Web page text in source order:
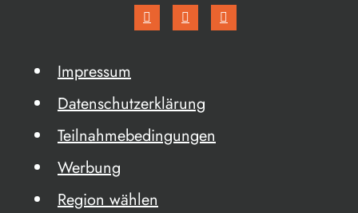
Impressum
Datenschutzerklärung
Teilnahmebedingungen
Werbung
Region wählen